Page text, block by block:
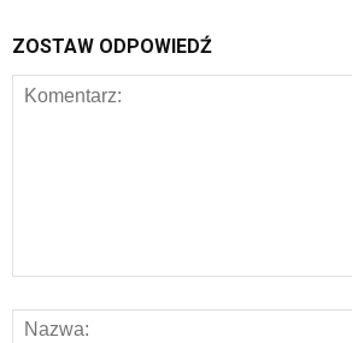
ZOSTAW ODPOWIEDŹ